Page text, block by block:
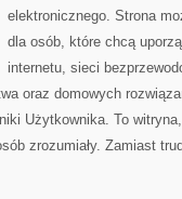
elektronicznego. Strona
dla osób, które chcą
internetu, sieci
oraz domowych
Użytkownika. To
zrozumiały. Zamiast